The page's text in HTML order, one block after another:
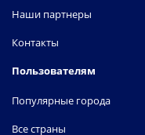
Наши партнеры
Контакты
Пользователям
Популярные города
Все страны